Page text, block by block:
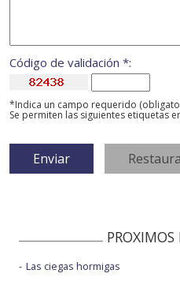
Código de validación *:
*Indica un campo requerido
Se permiten las siguientes etiquetas
PROXIMOS
Las ciegas hormigas